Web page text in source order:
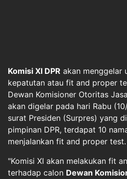
Komisi XI DPR akan menggelar
kepatutan atau fit and proper
Dewan Komisioner Otoritas
akan digelar pada hari Rabu
surat Presiden (Surpres) yang
pimpinan DPR, terdapat 10
menjalankan fit and proper test.
"Komisi XI akan melakukan fit
terhadap calon Dewan